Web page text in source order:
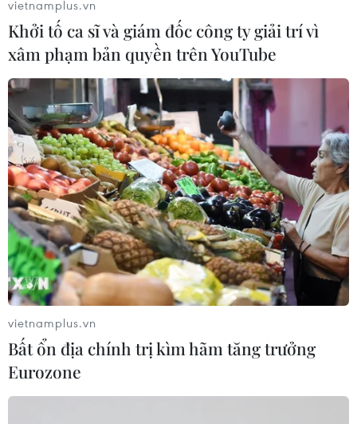
14/06/2019 03:55
Lực lượng phòng không Saudi Arabia đã chặn đứng 5
một vụ tấn công nhằm vào sân bay Abha và thành phố
Khamis Mushait
vietnamplus.vn
Khởi tố ca sĩ và giám đốc công ty giải trí vì
xâm phạm bản quyền trên YouTube
vietnamplus.vn
Bất ổn địa chính trị kìm hãm tăng trưởng
Eurozone